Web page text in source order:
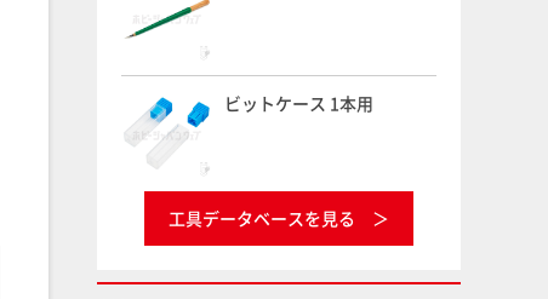
ビットケース 1本用
工具データベースを見る